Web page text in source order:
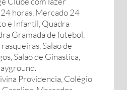
horas, Mercado 24
e Infantil, Quadra
Gramada de futebol,
Salão de
Salão de Ginastica,
Providencia, Colégio